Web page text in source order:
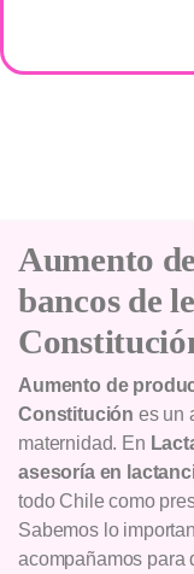
Aumento
bancos de
Aumento de
Constitución es un
maternidad. En
asesoría en
todo Chile como
Sabemos lo
acompañamos para